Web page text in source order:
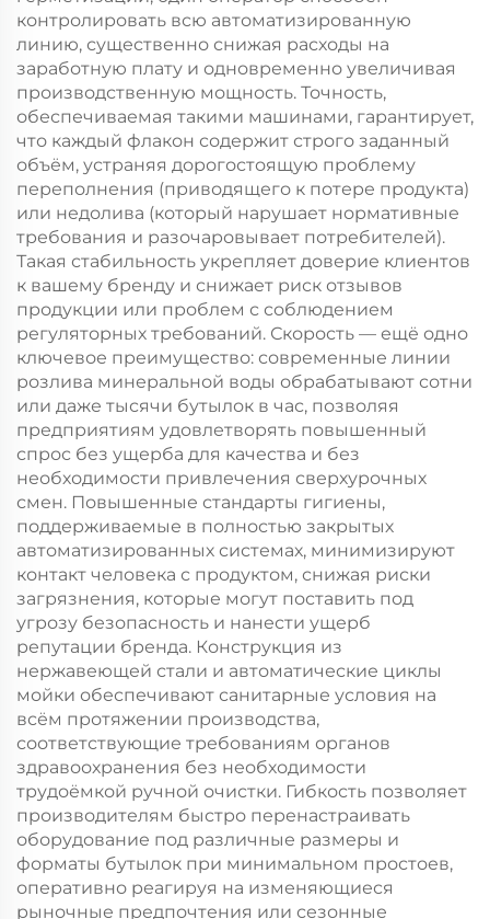
контролировать всю автоматизированную
линию, существенно снижая расходы на
заработную плату и одновременно увеличивая
производственную мощность. Точность,
обеспечиваемая такими машинами, гарантирует,
что каждый флакон содержит строго заданный
объём, устраняя дорогостоящую проблему
переполнения (приводящего к потере продукта)
или недолива (который нарушает нормативные
требования и разочаровывает потребителей).
Такая стабильность укрепляет доверие клиентов
к вашему бренду и снижает риск отзывов
продукции или проблем с соблюдением
регуляторных требований. Скорость — ещё одно
ключевое преимущество: современные линии
розлива минеральной воды обрабатывают сотни
или даже тысячи бутылок в час, позволяя
предприятиям удовлетворять повышенный
спрос без ущерба для качества и без
необходимости привлечения сверхурочных
смен. Повышенные стандарты гигиены,
поддерживаемые в полностью закрытых
автоматизированных системах, минимизируют
контакт человека с продуктом, снижая риски
загрязнения, которые могут поставить под
угрозу безопасность и нанести ущерб
репутации бренда. Конструкция из
нержавеющей стали и автоматические циклы
мойки обеспечивают санитарные условия на
всём протяжении производства,
соответствующие требованиям органов
здравоохранения без необходимости
трудоёмкой ручной очистки. Гибкость позволяет
производителям быстро перенастраивать
оборудование под различные размеры и
форматы бутылок при минимальном простоев,
оперативно реагируя на изменяющиеся
рыночные предпочтения или сезонные